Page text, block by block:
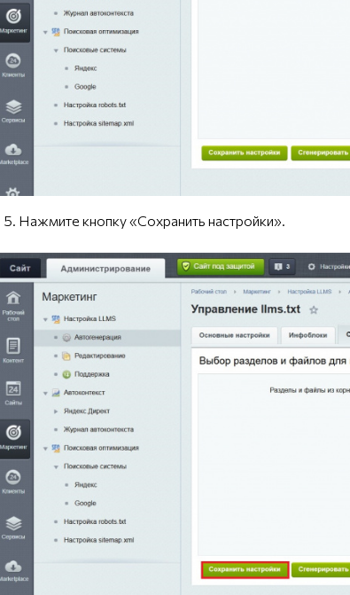
5. Нажмите кнопку «Сохранить настройки».